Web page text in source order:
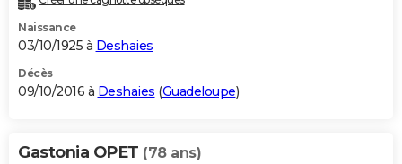
Naissance
03/10/1925 à Deshaies
Décès
09/10/2016 à Deshaies (Guadeloupe)
Gastonia OPET (78 ans)